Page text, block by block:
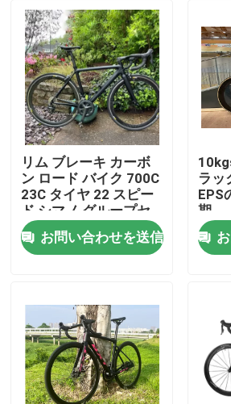
わたしたち に つい て
工場 ツアー
品質管理
連絡 ください
引金 を 求め て ください
カーボン道のバイク
カーボン マウンテン バイク フレ
リム ブレーキ カーボ
ン ロード バイク 700C
23C タイヤ 22 スピー
ド シマノ グループセ
ット
お問い合わせを送信
ラッ
EPS
期